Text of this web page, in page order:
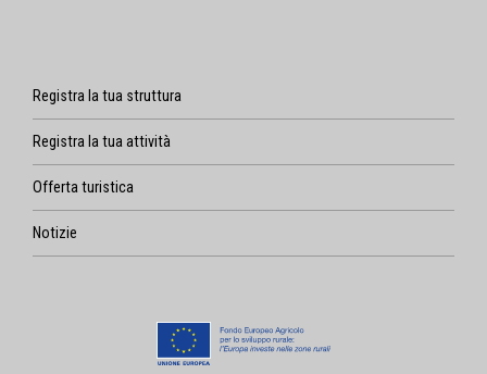
Registra la tua struttura
Registra la tua attività
Offerta turistica
Notizie